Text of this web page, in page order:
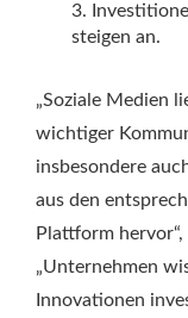
steigen an.
„Soziale Medien
wichtiger
insbesondere
aus den
Plattform
„Unternehmen
Innovationen